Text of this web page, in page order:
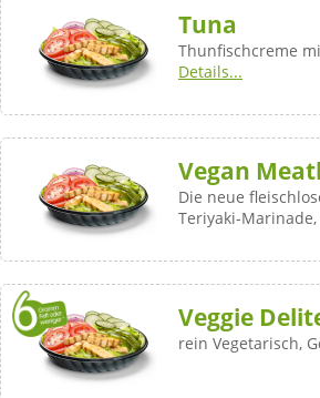
Tuna
Thunfischcreme
Details...
Vegan
Die neue
Teriyaki-
Veggie
rein Vegetarisch,